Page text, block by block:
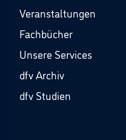
Veranstaltungen
Fachbücher
Unsere Services
dfv Archiv
dfv Studien